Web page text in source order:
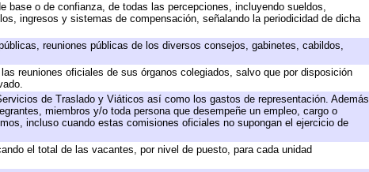
o de confianza, de todas las percepciones, incluyendo sueldos,
ingresos y sistemas de compensación, señalando la periodicidad de dicha
reuniones públicas de los diversos consejos, gabinetes, cabildos,
reuniones oficiales de sus órganos colegiados, salvo que por disposición
de Traslado y Viáticos así como los gastos de representación. Además
miembros y/o toda persona que desempeñe un empleo, cargo o
incluso cuando estas comisiones oficiales no supongan el ejercicio de
el total de las vacantes, por nivel de puesto, para cada unidad